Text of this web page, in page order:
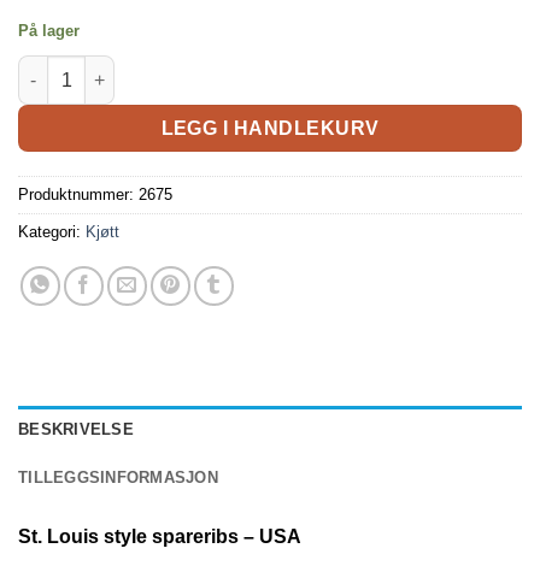
På lager
LEGG I HANDLEKURV
Produktnummer: 2675
Kategori: Kjøtt
BESKRIVELSE
TILLEGGSINFORMASJON
St. Louis style spareribs – USA